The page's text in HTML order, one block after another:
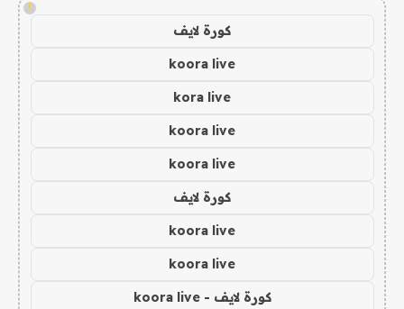
!
كورة لايف
koora live
kora live
koora live
koora live
كورة لايف
koora live
koora live
كورة لايف - koora live